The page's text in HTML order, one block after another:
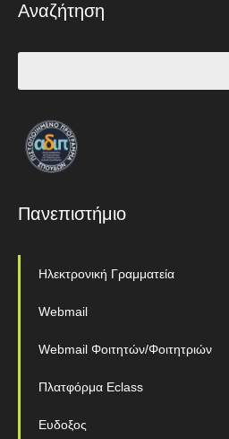
Αναζήτηση
Πανεπιστήμιο
Ηλεκτρονική Γραμματεία
Webmail
Webmail Φοιτητών/Φοιτητριών
Πλατφόρμα Eclass
Ευδοξος